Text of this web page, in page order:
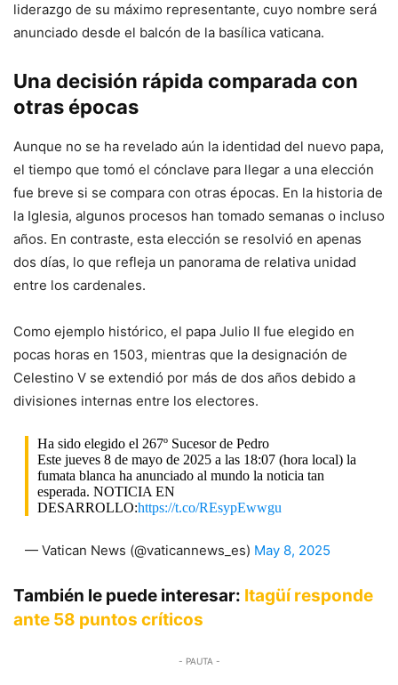
liderazgo de su máximo representante, cuyo nombre será
anunciado desde el balcón de la basílica vaticana.
Una decisión rápida comparada con
otras épocas
Aunque no se ha revelado aún la identidad del nuevo papa,
el tiempo que tomó el cónclave para llegar a una elección
fue breve si se compara con otras épocas. En la historia de
la Iglesia, algunos procesos han tomado semanas o incluso
años. En contraste, esta elección se resolvió en apenas
dos días, lo que refleja un panorama de relativa unidad
entre los cardenales.
Como ejemplo histórico, el papa Julio II fue elegido en
pocas horas en 1503, mientras que la designación de
Celestino V se extendió por más de dos años debido a
divisiones internas entre los electores.
Ha sido elegido el 267º Sucesor de Pedro
Este jueves 8 de mayo de 2025 a las 18:07 (hora local) la
fumata blanca ha anunciado al mundo la noticia tan
esperada. NOTICIA EN
DESARROLLO:https://t.co/REsypEwwgu
— Vatican News (@vaticannews_es) May 8, 2025
También le puede interesar: Itagüí responde
ante 58 puntos críticos
- PAUTA -